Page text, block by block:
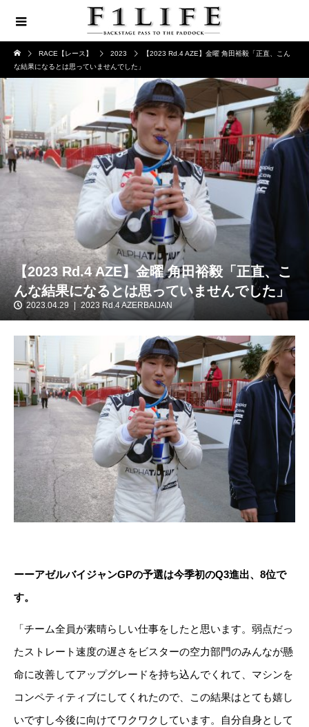
RACE【レース】 2023
【2023 Rd.4 AZE】金曜 角田裕毅「正直、こん
な結果になるとは思っていませんでした」
【2023 Rd.4 AZE】金曜 角田裕毅「正直、こ
んな結果になるとは思っていませんでした」
2023.04.29 2023 Rd.4 AZERBAIJAN
ーーアゼルバイジャンGPの予選は今季初のQ3進出、8位で
す。
「チーム全員が素晴らしい仕事をしたと思います。弱点だっ
たストレート速度の遅さをビスターの空力部門のみんなが懸
命に改善してアップグレードを持ち込んでくれて、マシンを
コンペティティブにしてくれたので、この結果はとても嬉し
いですし今後に向けてワクワクしています。自分自身として